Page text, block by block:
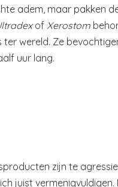
adem, maar pakken
of Xerostom
wereld. Ze
uur lang.
zijn te
juist